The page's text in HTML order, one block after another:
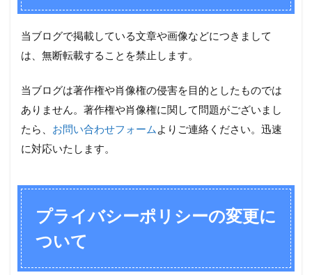
当ブログで掲載している文章や画像などにつきまして
は、無断転載することを禁止します。
当ブログは著作権や肖像権の侵害を目的としたものでは
ありません。著作権や肖像権に関して問題がございまし
たら、 お問い合わせフォーム よりご連絡ください。迅速
に対応いたします。
プライバシーポリシーの変更に
ついて